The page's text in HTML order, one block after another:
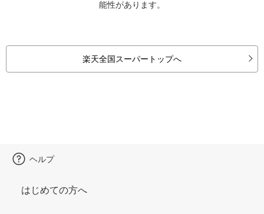
能性があります。
楽天全国スーパートップへ
ヘルプ
はじめての方へ